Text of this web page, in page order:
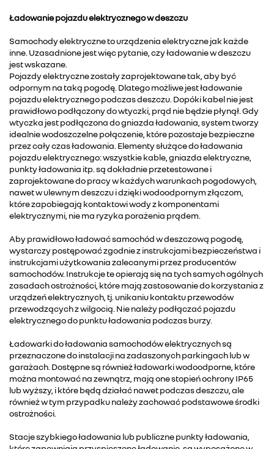
Ładowanie pojazdu elektrycznego w deszczu
Samochody elektryczne to urządzenia elektryczne jak każde
inne. Uzasadnione jest więc pytanie, czy ładowanie w deszczu
jest wskazane.
Pojazdy elektryczne zostały zaprojektowane tak, aby być
odpornym na taką pogodę. Dlatego możliwe jest ładowanie
pojazdu elektrycznego podczas deszczu. Dopóki kabel nie jest
prawidłowo podłączony do wtyczki, prąd nie będzie płynął. Gdy
wtyczka jest podłączona do gniazda ładowania, system tworzy
idealnie wodoszczelne połączenie, które pozostaje bezpieczne
przez cały czas ładowania. Elementy służące do ładowania
pojazdu elektrycznego: wszystkie kable, gniazda elektryczne,
punkty ładowania itp. są dokładnie przetestowane i
zaprojektowane do pracy w każdych warunkach pogodowych,
nawet w ulewnym deszczu i dzięki wodoodpornym złączom,
które zapobiegają kontaktowi wody z komponentami
elektrycznymi, nie ma ryzyka porażenia prądem.
Aby prawidłowo ładować samochód w deszczową pogodę,
wystarczy postępować zgodnie z instrukcjami bezpieczeństwa i
instrukcjami użytkowania zalecanymi przez producentów
samochodów. Instrukcje te opierają się na tych samych ogólnych
zasadach ostrożności, które mają zastosowanie do korzystania z
urządzeń elektrycznych, tj. unikaniu kontaktu przewodów
przewodzących z wilgocią. Nie należy podłączać pojazdu
elektrycznego do punktu ładowania podczas burzy.
Ładowarki do ładowania samochodów elektrycznych są
przeznaczone do instalacji na zadaszonych parkingach lub w
garażach. Dostępne są również ładowarki wodoodporne, które
można montować na zewnątrz, mają one stopień ochrony IP65
lub wyższy, i które będą działać nawet podczas deszczu, ale
również w tym przypadku należy zachować podstawowe środki
ostrożności.
Stacje szybkiego ładowania lub publiczne punkty ładowania,